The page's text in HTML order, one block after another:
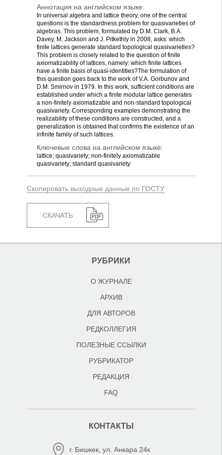
Аннотация на английском языке:
In universal algebra and lattice theory, one of the central
questions is the standardness problem for quasivarieties of
algebras. This problem, formulated by D.M. Clark, B.A.
Davey, M. Jackson and J. Pitkethly in 2008, asks: which
finite lattices generate standard topological quasivarieties?
This problem is closely related to the question of finite
axiomatizability of lattices, namely: which finite lattices
have a finite basis of quasi-identities?The formulation of
this question goes back to the work of V.A. Gorbunov and
D.M. Smirnov in 1979. In this work, sufficient conditions are
established under which a finite modular lattice generates
a non-finitely axiomatizable and non-standard topological
quasivariety. Corresponding examples demonstrating the
realizability of these conditions are constructed, and a
generalization is obtained that confirms the existence of an
infinite family of such lattices.
Ключевые слова на английском языке:
lattice; quasivariety; non-finitely axiomatizable
quasivariety; standard quasivariety
Скопировать выходные данные по ГОСТУ
СКАЧАТЬ
РУБРИКИ
О ЖУРНАЛЕ
АРХИВ
ДЛЯ АВТОРОВ
РЕДКОЛЛЕГИЯ
ПОЛЕЗНЫЕ ССЫЛКИ
РУБРИКАТОР
РЕДАКЦИЯ
FAQ
КОНТАКТЫ
г. Бишкек, ул. Анкара 24к